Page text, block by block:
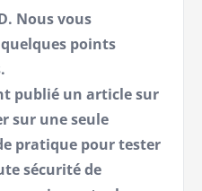
Nous vous
points
publié un article sur
sur une seule
pratique pour tester
sécurité de